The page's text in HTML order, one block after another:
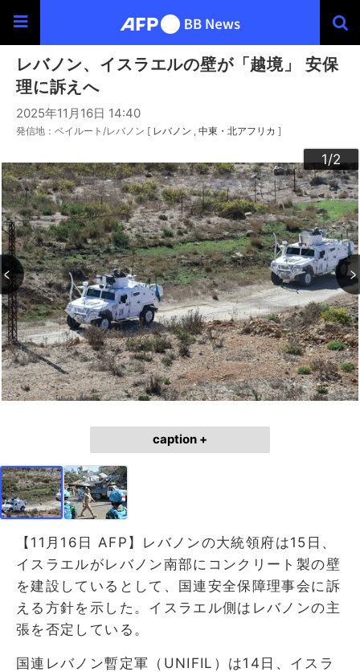
レバノン、イスラエルの壁が「越境」 安保
理に訴えへ
2025年11月16日 14:40
発信地：ベイルート/レバノン [ レバノン 中東・北アフリカ ]
1/2
2/2
caption +
【11月16日 AFP】レバノンの大統領府は15日、
イスラエルがレバノン南部にコンクリート製の壁
を建設しているとして、国連安全保障理事会に訴
える方針を示した。イスラエル側はレバノンの主
張を否定している。
国連レバノン暫定軍（UNIFIL）は14日、イスラ